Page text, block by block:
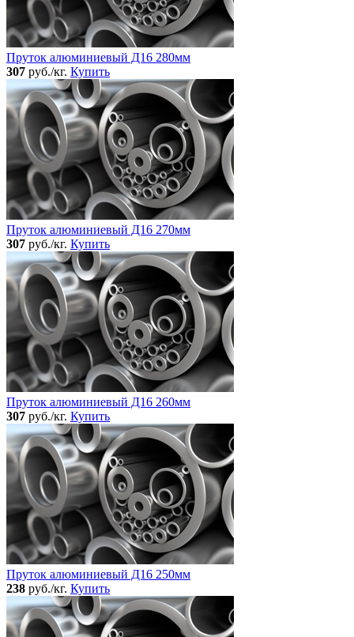
Пруток алюминиевый Д16 280мм
307 руб./кг. Купить
Пруток алюминиевый Д16 270мм
307 руб./кг. Купить
Пруток алюминиевый Д16 260мм
307 руб./кг. Купить
Пруток алюминиевый Д16 250мм
238 руб./кг. Купить